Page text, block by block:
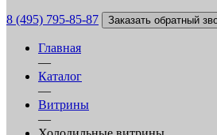
8 (495) 795-85-87 Заказать обратный
Главная
—
Каталог
—
Витрины
—